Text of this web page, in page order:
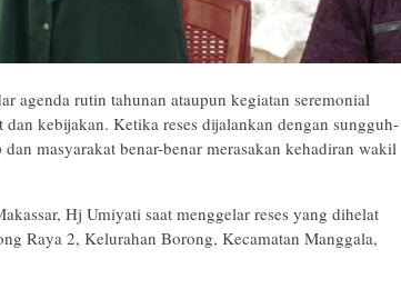
agenda rutin tahunan ataupun kegiatan seremonial
kebijakan. Ketika reses dijalankan dengan sungguh-
masyarakat benar-benar merasakan kehadiran wakil
Hj Umiyati saat menggelar reses yang dihelat
Raya 2, Kelurahan Borong, Kecamatan Manggala,